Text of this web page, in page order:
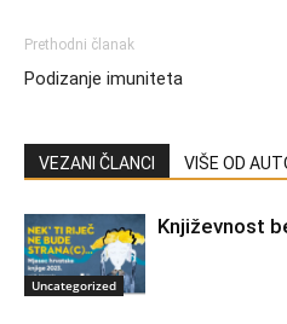
Prethodni članak
Podizanje imuniteta
VEZANI ČLANCI VIŠE OD
Uncategorized
Književnost